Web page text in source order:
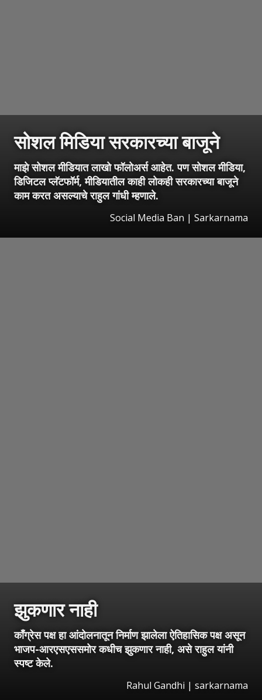
सोशल मिडिया सरकारच्या बाजूने
माझे सोशल मीडियात लाखो फॉलोअर्स आहेत. पण सोशल मीडिया,
डिजिटल प्लॅटफॉर्म, मीडियातील काही लोकही सरकारच्या बाजूने
काम करत असल्याचे राहुल गांधी म्हणाले.
Social Media Ban | Sarkarnama
झुकणार नाही
काँग्रेस पक्ष हा आंदोलनातून निर्माण झालेला ऐतिहासिक पक्ष असून
भाजप-आरएसएससमोर कधीच झुकणार नाही, असे राहुल यांनी
स्पष्ट केले.
Rahul Gandhi | sarkarnama